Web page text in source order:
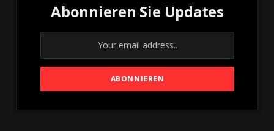
Abonnieren Sie Updates